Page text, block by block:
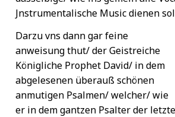
Jnstrumentalische Music dienen
Darzu vns dann gar feine
anweisung thut/ der Geistreiche
Königliche Prophet David/ in dem
abgelesenen überauß schönen
anmutigen Psalmen/ welcher/ wie
er in dem gantzen Psalter der letzte